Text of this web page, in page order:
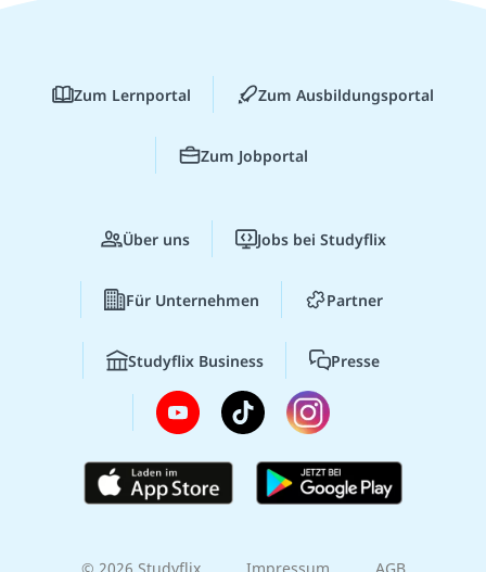
Zum Lernportal Zum Ausbildungsportal
Zum Jobportal
Über uns Jobs bei Studyflix
Für Unternehmen Partner
Studyflix Business Presse